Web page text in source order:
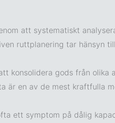
att systematiskt
ruttplanering tar
konsolidera gods från
är en av de mest kraftfulla
ett symptom på dålig